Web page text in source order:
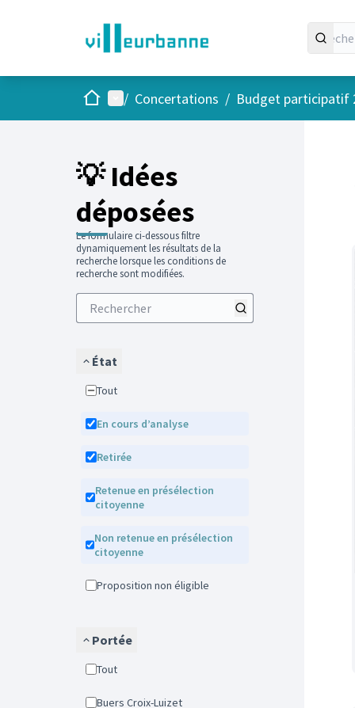
AccueilMenu principal
/ Concertations / Budget participatif
💡 Idées
déposées
Le formulaire ci-dessous filtre
dynamiquement les résultats de la
recherche lorsque les conditions de
recherche sont modifiées.
État
Tout
En cours d’analyse
Retirée
Retenue en présélection
citoyenne
Non retenue en présélection
citoyenne
Proposition non éligible
Portée
Tout
Buers Croix-Luizet